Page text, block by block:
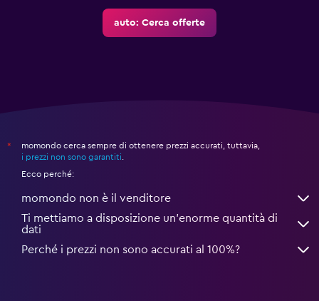
auto: Cerca offerte
*
momondo cerca sempre di ottenere prezzi accurati, tuttavia,
i prezzi non sono garantiti.
Ecco perché:
momondo non è il venditore
Ti mettiamo a disposizione un’enorme quantità di
dati
Perché i prezzi non sono accurati al 100%?